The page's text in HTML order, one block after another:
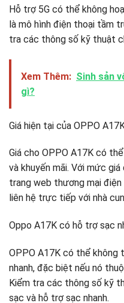
Hỗ trợ 5G có thể không
là mô hình điện thoại tầm
tra các thông số kỹ thuật
Xem Thêm: Sinh sản
gì?
Giá hiện tại của OPPO
Giá cho OPPO A17K có
và khuyến mãi. Với mức
trang web thương mại
liên hệ trực tiếp với nhà
Oppo A17K có hỗ trợ sạc
OPPO A17K có thể không
nhanh, đặc biệt nếu nó
Kiểm tra các thông số kỹ
sạc và hỗ trợ sạc nhanh.